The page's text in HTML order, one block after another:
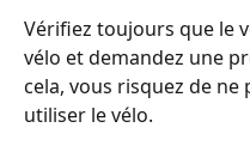
Vérifiez toujours que le
vélo et demandez une
cela, vous risquez de
utiliser le vélo.